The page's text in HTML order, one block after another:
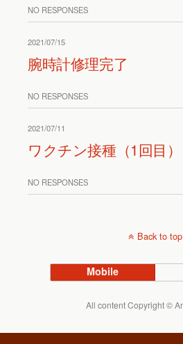
NO RESPONSES
2021/07/15
腕時計修理完了
NO RESPONSES
2021/07/11
ワクチン接種（1回目）
NO RESPONSES
Back to top
Mobile
All content Copyright ©